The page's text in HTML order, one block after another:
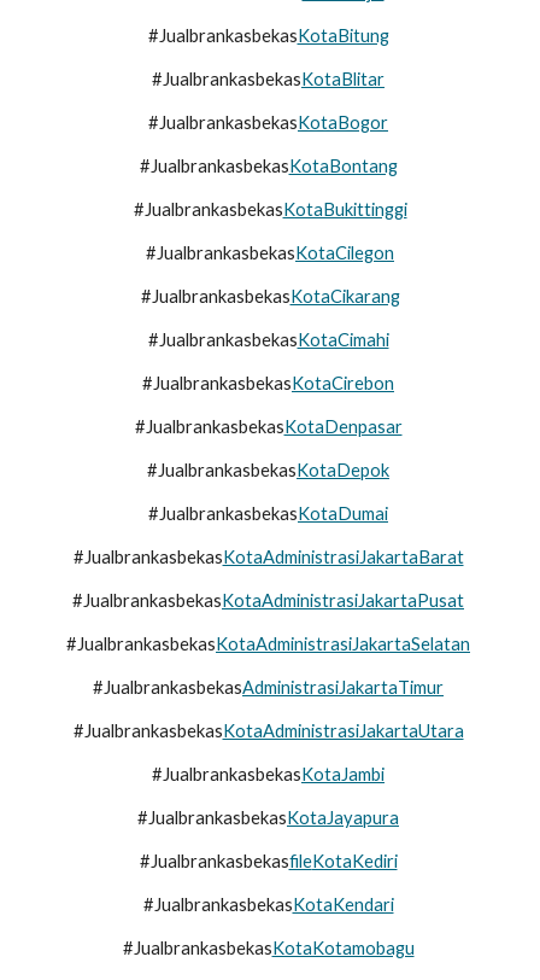
#JualbrankasbekasKotaBitung
#JualbrankasbekasKotaBlitar
#JualbrankasbekasKotaBogor
#JualbrankasbekasKotaBontang
#JualbrankasbekasKotaBukittinggi
#JualbrankasbekasKotaCilegon
#JualbrankasbekasKotaCikarang
#JualbrankasbekasKotaCimahi
#JualbrankasbekasKotaCirebon
#JualbrankasbekasKotaDenpasar
#JualbrankasbekasKotaDepok
#JualbrankasbekasKotaDumai
#JualbrankasbekasKotaAdministrasiJakartaBarat
#JualbrankasbekasKotaAdministrasiJakartaPusat
#JualbrankasbekasKotaAdministrasiJakartaSelatan
#JualbrankasbekasAdministrasiJakartaTimur
#JualbrankasbekasKotaAdministrasiJakartaUtara
#JualbrankasbekasKotaJambi
#JualbrankasbekasKotaJayapura
#JualbrankasbekasfileKotaKediri
#JualbrankasbekasKotaKendari
#JualbrankasbekasKotaKotamobagu